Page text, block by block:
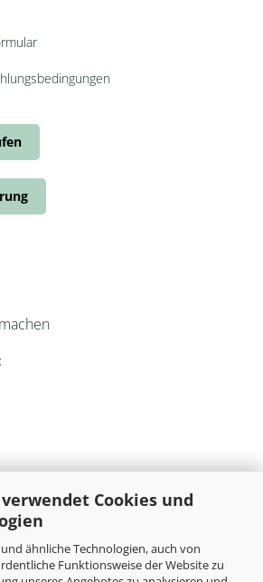
Cookies und
ähnliche Technologien, auch von
Funktionsweise der Website zu
Tobacco